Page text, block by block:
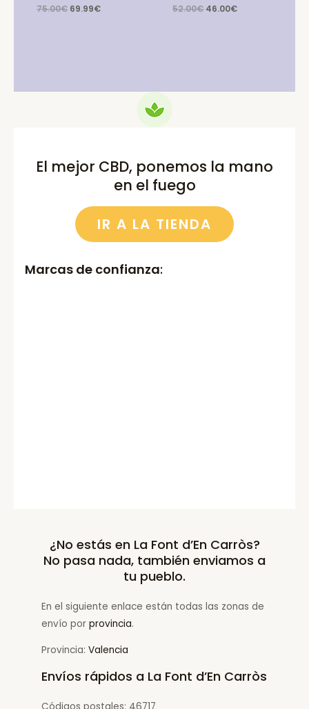
75.00€ Original
69.99€Current
52.00€ Original
46.00€Current
El mejor CBD, ponemos la mano
en el fuego
IR A LA TIENDA
Marcas de confianza:
¿No estás en La Font d’En Carròs?
No pasa nada, también enviamos a
tu pueblo.
En el siguiente enlace están todas las zonas de
envío por provincia.
Provincia: Valencia
Envíos rápidos a La Font d’En Carròs